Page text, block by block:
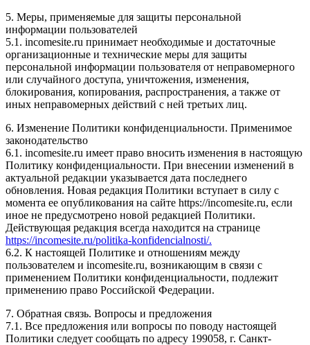
5. Меры, применяемые для защиты персональной
информации пользователей
5.1. incomesite.ru принимает необходимые и достаточные
организационные и технические меры для защиты
персональной информации пользователя от неправомерного
или случайного доступа, уничтожения, изменения,
блокирования, копирования, распространения, а также от
иных неправомерных действий с ней третьих лиц.
6. Изменение Политики конфиденциальности. Применимое
законодательство
6.1. incomesite.ru имеет право вносить изменения в настоящую
Политику конфиденциальности. При внесении изменений в
актуальной редакции указывается дата последнего
обновления. Новая редакция Политики вступает в силу с
момента ее опубликования на сайте https://incomesite.ru, если
иное не предусмотрено новой редакцией Политики.
Действующая редакция всегда находится на странице
https://incomesite.ru/politika-konfidencialnosti/.
6.2. К настоящей Политике и отношениям между
пользователем и incomesite.ru, возникающим в связи с
применением Политики конфиденциальности, подлежит
применению право Российской Федерации.
7. Обратная связь. Вопросы и предложения
7.1. Все предложения или вопросы по поводу настоящей
Политики следует сообщать по адресу 199058, г. Санкт-